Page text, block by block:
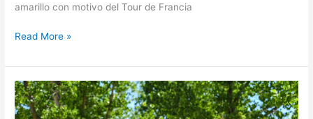
amarillo con motivo del Tour de Francia
Read More »
Sold
out